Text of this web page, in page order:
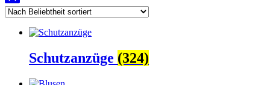
Schutzanzüge (324)